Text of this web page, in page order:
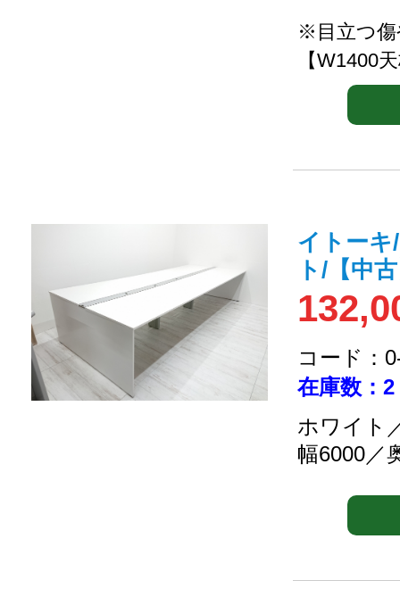
※目立つ傷
【W1400
イトー
ト/【中
コード：
在庫数：2
ホワイト
幅6000／